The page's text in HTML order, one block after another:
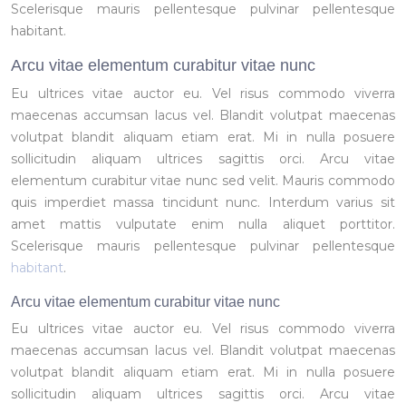
Scelerisque mauris pellentesque pulvinar pellentesque
habitant.
Arcu vitae elementum curabitur vitae nunc
Eu ultrices vitae auctor eu. Vel risus commodo viverra
maecenas accumsan lacus vel. Blandit volutpat maecenas
volutpat blandit aliquam etiam erat. Mi in nulla posuere
sollicitudin aliquam ultrices sagittis orci. Arcu vitae
elementum curabitur vitae nunc sed velit. Mauris commodo
quis imperdiet massa tincidunt nunc. Interdum varius sit
amet mattis vulputate enim nulla aliquet porttitor.
Scelerisque mauris pellentesque pulvinar pellentesque
habitant.
Arcu vitae elementum curabitur vitae nunc
Eu ultrices vitae auctor eu. Vel risus commodo viverra
maecenas accumsan lacus vel. Blandit volutpat maecenas
volutpat blandit aliquam etiam erat. Mi in nulla posuere
sollicitudin aliquam ultrices sagittis orci. Arcu vitae